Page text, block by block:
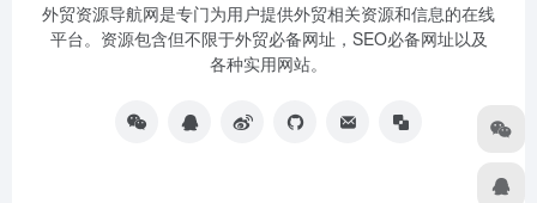
外贸资源导航网是专门为用户提供外贸相关资源和信息的在线
平台。资源包含但不限于外贸必备网址，SEO必备网址以及
各种实用网站。